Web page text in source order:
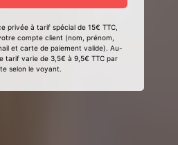
privée à tarif spécial de 15€ TTC,
compte client (nom, prénom,
et carte de paiement valide). Au-
tarif varie de 3,5€ à 9,5€ TTC par
selon le voyant.